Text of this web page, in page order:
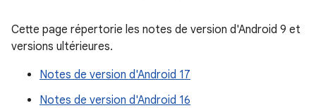
Cette page répertorie les notes de version d'Android 9 et
versions ultérieures.
Notes de version d'Android 17
Notes de version d'Android 16